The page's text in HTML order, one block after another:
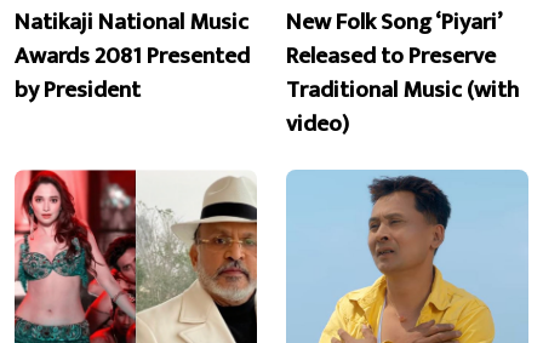
Natikaji National Music
Awards 2081 Presented
by President
New Folk Song ‘Piyari’
Released to Preserve
Traditional Music (with
video)